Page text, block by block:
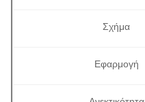
Σχήμα
Εφαρμογή